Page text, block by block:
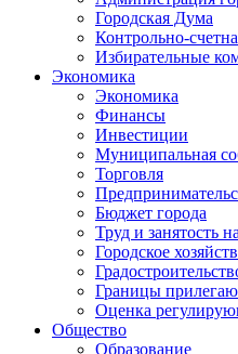
Городская Дума
Контрольно-
Избирательные
Экономика
Экономика
Финансы
Инвестиции
Муниципальная
Торговля
Бюджет города
Труд и занятость
Городское
Границы
Оценка
Общество
Образование